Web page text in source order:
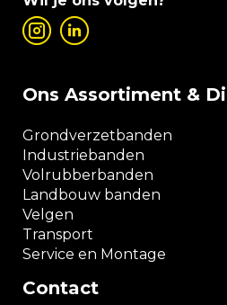
Contact
Ons Assortiment &
Grondverzetbanden
Industriebanden
Volrubberbanden
Landbouw banden
Velgen
Transport
Service en Montage